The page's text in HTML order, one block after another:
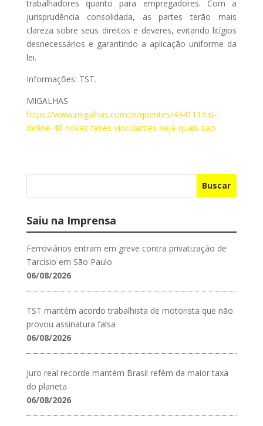
trabalhadores quanto para empregadores. Com a
jurisprudência consolidada, as partes terão mais
clareza sobre seus direitos e deveres, evitando litígios
desnecessários e garantindo a aplicação uniforme da
lei.
Informações: TST.
MIGALHAS
https://www.migalhas.com.br/quentes/434111/tst-
define-40-novas-teses-vinculantes-veja-quais-sao
Buscar
Saiu na Imprensa
Ferroviários entram em greve contra privatização de
Tarcísio em São Paulo
06/08/2026
TST mantém acordo trabalhista de motorista que não
provou assinatura falsa
06/08/2026
Juro real recorde mantém Brasil refém da maior taxa
do planeta
06/08/2026